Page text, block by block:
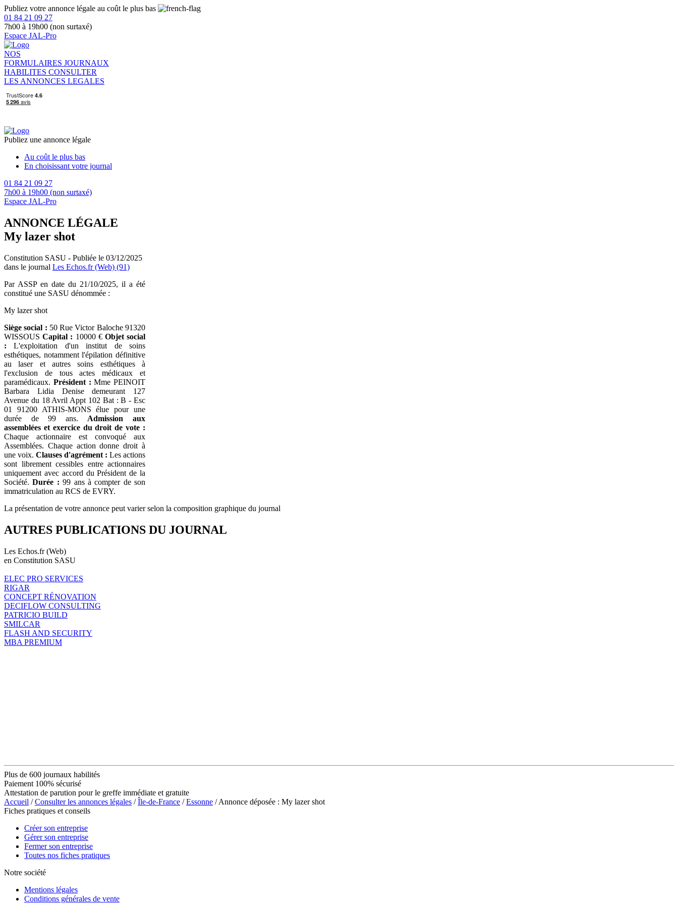
Publiez votre annonce légale au coût le plus bas
01 84 21 09 27
7h00 à 19h00 (non surtaxé)
Espace JAL-Pro
NOS
FORMULAIRES JOURNAUX
HABILITES CONSULTER
LES ANNONCES LEGALES
Publiez une annonce légale
Au coût le plus bas
En choisissant votre journal
01 84 21 09 27
7h00 à 19h00 (non surtaxé)
Espace JAL-Pro
ANNONCE LÉGALE
My lazer shot
Constitution SASU - Publiée le 03/12/2025
dans le journal Les Echos.fr (Web) (91)
Par ASSP en date du 21/10/2025, il a été
constitué une SASU dénommée :
My lazer shot
Siège social : 50 Rue Victor Baloche 91320
WISSOUSCapital : 10000 € Objet social
: L'exploitation d'un institut de soins
esthétiques, notamment l'épilation définitive
au laser et autres soins esthétiques à
l'exclusion de tous actes médicaux et
paramédicaux. Président : Mme PEINOIT
Barbara Lidia Denise demeurant 127
Avenue du 18 Avril Appt 102 Bat : B - Esc
01 91200 ATHIS-MONS élue pour une
durée de 99 ans. Admission aux
assemblées et exercice du droit de vote :
Chaque actionnaire est convoqué aux
Assemblées. Chaque action donne droit à
une voix. Clauses d'agrément : Les actions
sont librement cessibles entre actionnaires
uniquement avec accord du Président de la
Société.Durée : 99 ans à compter de son
immatriculation au RCS de EVRY.
La présentation de votre annonce peut varier selon la composition graphique du journal
AUTRES PUBLICATIONS DU JOURNAL
Les Echos.fr (Web)
en Constitution SASU
ELEC PRO SERVICES
RIGAR
CONCEPT RÉNOVATION
DECIFLOW CONSULTING
PATRICIO BUILD
SMILCAR
FLASH AND SECURITY
MBA PREMIUM
Plus de 600 journaux habilités
Paiement 100% sécurisé
Attestation de parution pour le greffe immédiate et gratuite
Accueil /Consulter les annonces légales /Île-de-France /Essonne / Annonce déposée : My lazer shot
Fiches pratiques et conseils
Créer son entreprise
Gérer son entreprise
Fermer son entreprise
Toutes nos fiches pratiques
Notre société
Mentions légales
Conditions générales de vente